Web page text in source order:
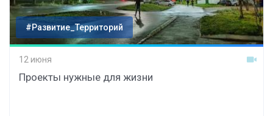
#Развитие_Территорий
12 июня
Проекты нужные для жизни